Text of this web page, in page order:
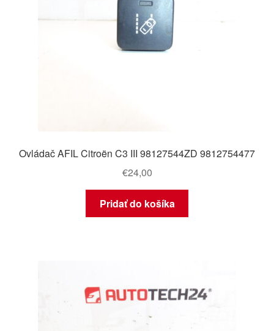
Ovládač AFIL Citroën C3 III 98127544ZD 9812754477
€24,00
Pridať do košíka